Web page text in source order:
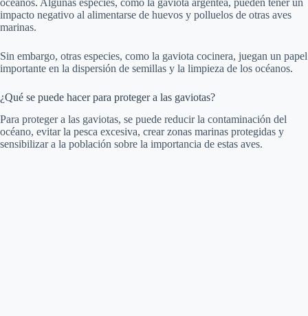
impacto negativo al alimentarse de huevos y polluelos de otras aves
marinas.
Sin embargo, otras especies, como la gaviota cocinera, juegan un papel
importante en la dispersión de semillas y la limpieza de los océanos.
¿Qué se puede hacer para proteger a las gaviotas?
Para proteger a las gaviotas, se puede reducir la contaminación del
océano, evitar la pesca excesiva, crear zonas marinas protegidas y
sensibilizar a la población sobre la importancia de estas aves.